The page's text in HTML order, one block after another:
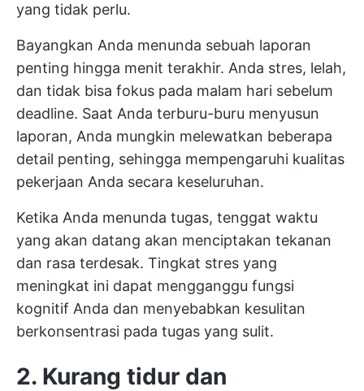
yang tidak perlu.
Bayangkan Anda menunda sebuah laporan
penting hingga menit terakhir. Anda stres, lelah,
dan tidak bisa fokus pada malam hari sebelum
deadline. Saat Anda terburu-buru menyusun
laporan, Anda mungkin melewatkan beberapa
detail penting, sehingga mempengaruhi kualitas
pekerjaan Anda secara keseluruhan.
Ketika Anda menunda tugas, tenggat waktu
yang akan datang akan menciptakan tekanan
dan rasa terdesak. Tingkat stres yang
meningkat ini dapat mengganggu fungsi
kognitif Anda dan menyebabkan kesulitan
berkonsentrasi pada tugas yang sulit.
2. Kurang tidur dan